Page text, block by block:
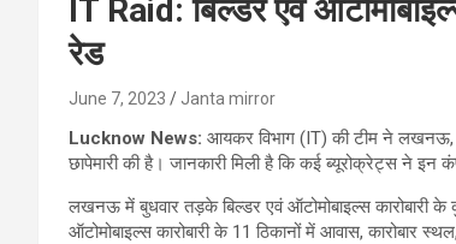
IT Raid: बिल्डर एवं
रेड
June 7, 2023 Janta mirror
Lucknow News: आयकर विभाग (IT) की टीम ने लखनऊ,
छापेमारी की है। जानकारी मिली है कि कई ब्यूरोक्रेट्स ने इन
लखनऊ में बुधवार तड़के बिल्डर एवं ऑटोमोबाइल्स कारोबारी
ऑटोमोबाइल्स कारोबारी के 11 ठिकानों में आवास, कारोबार